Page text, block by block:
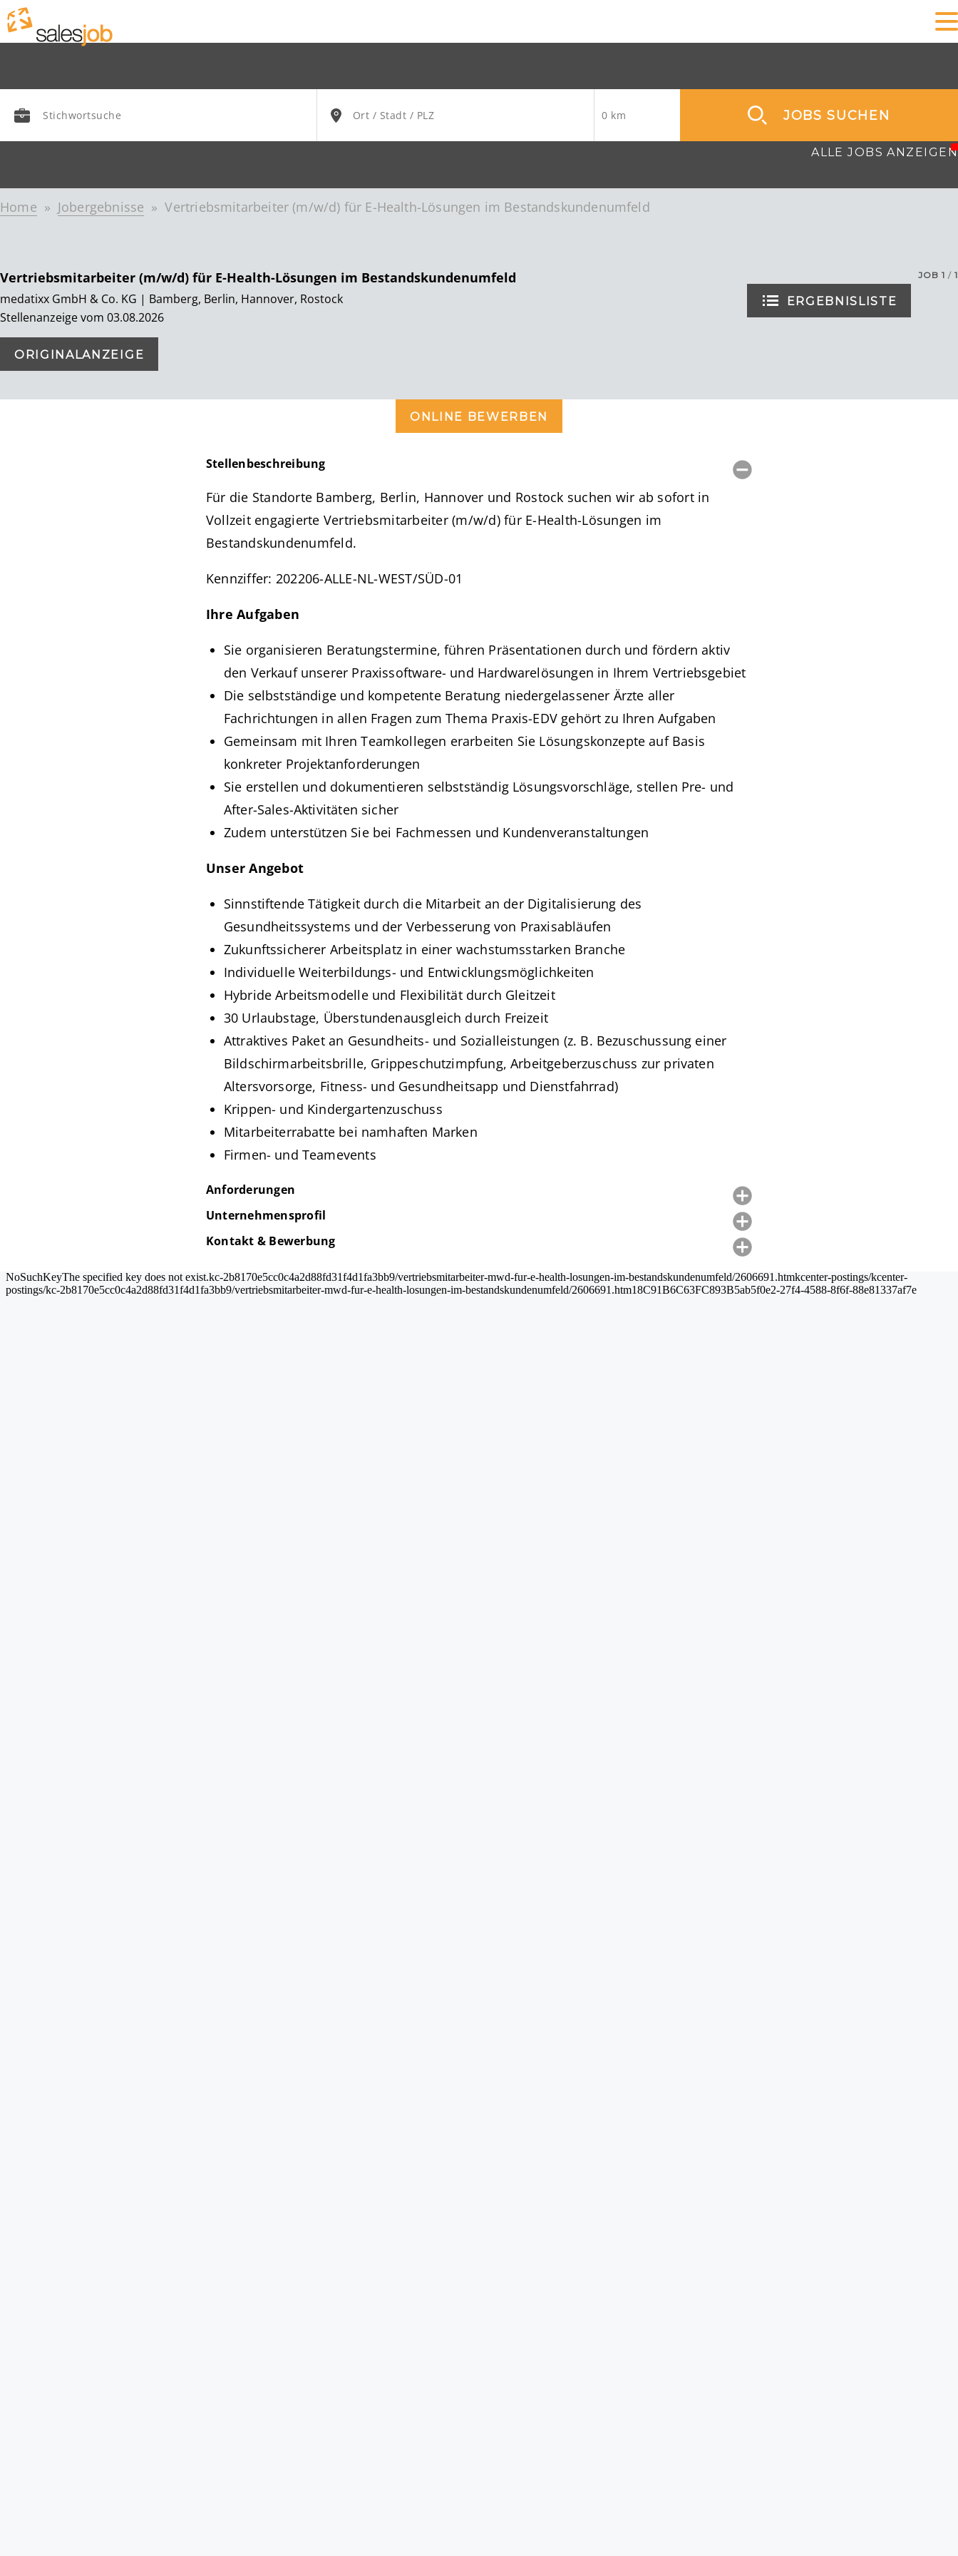
JOBS SUCHEN
ALLE JOBS ANZEIGEN
Home Jobergebnisse Vertriebsmitarbeiter (m/w/d) für E-Health-Lösungen im Bestandskundenumfeld
Vertriebsmitarbeiter (m/w/d) für E-Health-Lösungen im Bestandskundenumfeld
medatixx GmbH & Co. KG | Bamberg, Berlin, Hannover, Rostock
Stellenanzeige vom 03.08.2026
ORIGINALANZEIGE
JOB 1 /1
ERGEBNISLISTE
ONLINE BEWERBEN
Stellenbeschreibung
Für die Standorte Bamberg, Berlin, Hannover und Rostock suchen wir ab sofort in
Vollzeit engagierte Vertriebsmitarbeiter (m/w/d) für E-Health-Lösungen im
Bestandskundenumfeld.
Kennziffer: 202206-ALLE-NL-WEST/SÜD-01
Ihre Aufgaben
Sie organisieren Beratungstermine, führen Präsentationen durch und fördern aktiv
den Verkauf unserer Praxissoftware- und Hardwarelösungen in Ihrem Vertriebsgebiet
Die selbstständige und kompetente Beratung niedergelassener Ärzte aller
Fachrichtungen in allen Fragen zum Thema Praxis-EDV gehört zu Ihren Aufgaben
Gemeinsam mit Ihren Teamkollegen erarbeiten Sie Lösungskonzepte auf Basis
konkreter Projektanforderungen
Sie erstellen und dokumentieren selbstständig Lösungsvorschläge, stellen Pre- und
After-Sales-Aktivitäten sicher
Zudem unterstützen Sie bei Fachmessen und Kundenveranstaltungen
Unser Angebot
Sinnstiftende Tätigkeit durch die Mitarbeit an der Digitalisierung des
Gesundheitssystems und der Verbesserung von Praxisabläufen
Zukunftssicherer Arbeitsplatz in einer wachstumsstarken Branche
Individuelle Weiterbildungs- und Entwicklungsmöglichkeiten
Hybride Arbeitsmodelle und Flexibilität durch Gleitzeit
30 Urlaubstage, Überstundenausgleich durch Freizeit
Attraktives Paket an Gesundheits- und Sozialleistungen (z. B. Bezuschussung einer
Bildschirmarbeitsbrille, Grippeschutzimpfung, Arbeitgeberzuschuss zur privaten
Altersvorsorge, Fitness- und Gesundheitsapp und Dienstfahrrad)
Krippen- und Kindergartenzuschuss
Mitarbeiterrabatte bei namhaften Marken
Firmen- und Teamevents
Anforderungen
Unternehmensprofil
Kontakt & Bewerbung